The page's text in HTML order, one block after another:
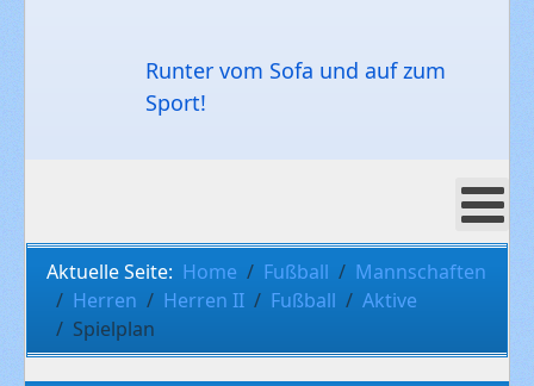
Runter vom Sofa und auf zum
Sport!
Aktuelle Seite: Home Fußball
Mannschaften
Herren
Herren II Fußball
Aktive
Spielplan